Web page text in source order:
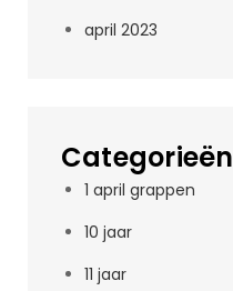
april 2023
Categorieën
1 april grappen
10 jaar
11 jaar